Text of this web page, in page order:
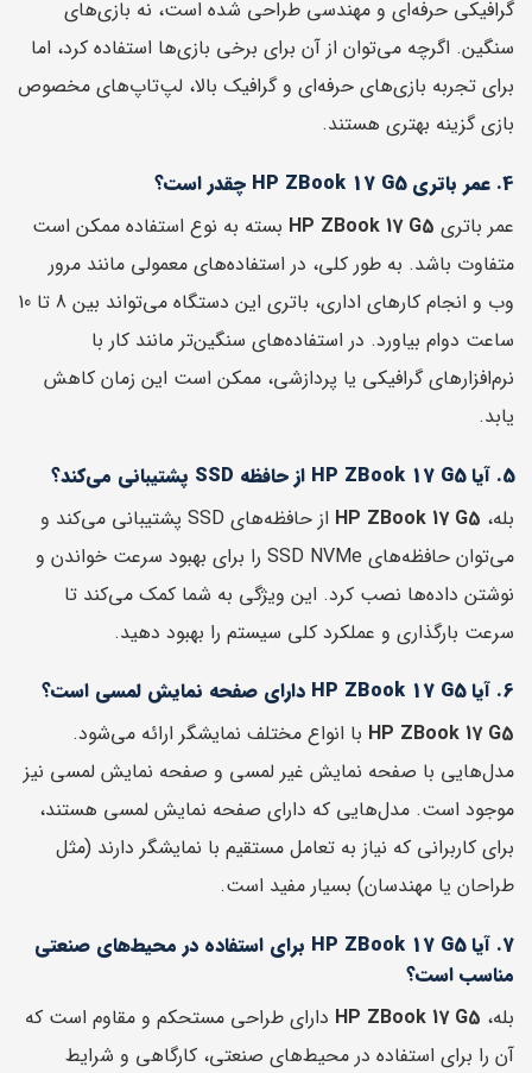
گرافیکی حرفه‌ای و مهندسی طراحی شده است، نه بازی‌های
سنگین. اگرچه می‌توان از آن برای برخی بازی‌ها استفاده کرد، اما
برای تجربه بازی‌های حرفه‌ای و گرافیک بالا، لپ‌تاپ‌های مخصوص
بازی گزینه بهتری هستند.
4. عمر باتری HP ZBook 17 G5 چقدر است؟
عمر باتری HP ZBook 17 G5 بسته به نوع استفاده ممکن است
متفاوت باشد. به طور کلی، در استفاده‌های معمولی مانند مرور
وب و انجام کارهای اداری، باتری این دستگاه می‌تواند بین 8 تا 10
ساعت دوام بیاورد. در استفاده‌های سنگین‌تر مانند کار با
نرم‌افزارهای گرافیکی یا پردازشی، ممکن است این زمان کاهش
یابد.
5. آیا HP ZBook 17 G5 از حافظه SSD پشتیبانی می‌کند؟
بله، HP ZBook 17 G5
از حافظه‌های SSD پشتیبانی می‌کند و
می‌توان حافظه‌های SSD NVMe را برای بهبود سرعت خواندن و
نوشتن داده‌ها نصب کرد. این ویژگی به شما کمک می‌کند تا
سرعت بارگذاری و عملکرد کلی سیستم را بهبود دهید.
6. آیا HP ZBook 17 G5 دارای صفحه نمایش لمسی است؟
HP ZBook 17 G5 با انواع مختلف نمایشگر ارائه می‌شود.
مدل‌هایی با صفحه نمایش غیر لمسی و صفحه نمایش لمسی نیز
موجود است. مدل‌هایی که دارای صفحه نمایش لمسی هستند،
برای کاربرانی که نیاز به تعامل مستقیم با نمایشگر دارند (مثل
طراحان یا مهندسان) بسیار مفید است.
7. آیا HP ZBook 17 G5 برای استفاده در محیط‌های صنعتی
مناسب است؟
بله، HP ZBook 17 G5 دارای طراحی مستحکم و مقاوم است که
آن را برای استفاده در محیط‌های صنعتی، کارگاهی و شرایط